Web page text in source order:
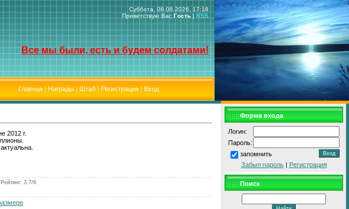
Суббота, 08.08.2026, 17:18
Приветствую Вас Гость | RSS
Все мы были, есть и будем солдатами!
Главная| Награды| Штаб| Регистрация| Вход
2012 г.
Рейтинг: 3.7/6
Форма входа
Логин:
Пароль:
запомнить
Забыл пароль| Регистрация
Поиск